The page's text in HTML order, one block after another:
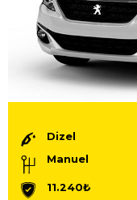
Dizel
Manuel
11.240₺